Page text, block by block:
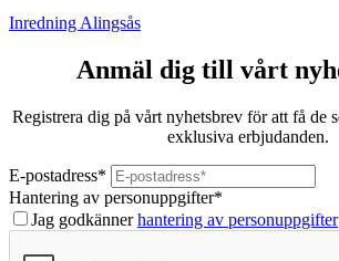
Inredning Alingsås
Anmäl dig till vårt
Registrera dig på vårt nyhetsbrev för att få de
exklusiva erbjudanden.
E-postadress*
Hantering av personuppgifter*
Jag godkännerhantering av personuppgifter